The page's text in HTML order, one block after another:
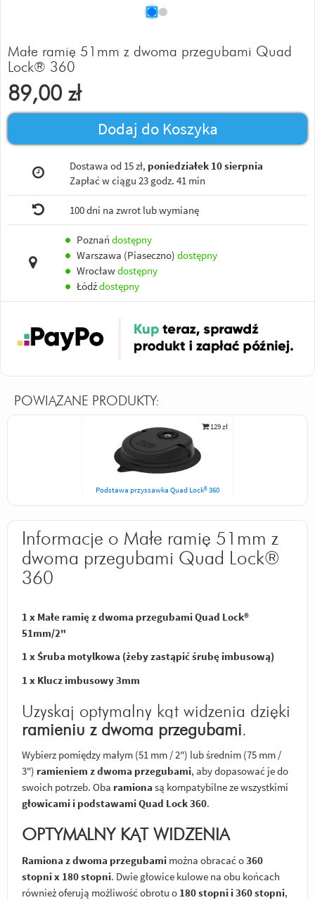
Małe ramię 51mm z dwoma przegubami Quad
Lock® 360
89,00 zł
Dodaj do Koszyka
Dostawa od 15 zł, poniedziałek 10 sierpnia
Zapłać w ciągu 23 godz. 41 min
100 dni na zwrot lub wymianę
● Poznań dostępny
● Warszawa (Piaseczno) dostępny
● Wrocławdostępny
● Łódźdostępny
POWIĄZANE PRODUKTY:
129 zł
Podstawa przyssawka Quad Lock® 360
Informacje o Małe ramię 51mm z
dwoma przegubami Quad Lock®
360
1 x Małe ramię z dwoma przegubami Quad Lock®
51mm/2"
1 x Śruba motylkowa (żeby zastąpić śrubę imbusową)
1 x Klucz imbusowy 3mm
Uzyskaj optymalny kąt widzenia dzięki
ramieniu z dwoma przegubami.
Wybierz pomiędzy małym (51 mm / 2") lub średnim (75 mm /
3") ramieniem z dwoma przegubami, aby dopasować je do
swoich potrzeb. Oba ramiona są kompatybilne ze wszystkimi
głowicami i podstawami Quad Lock 360.
OPTYMALNY KĄT WIDZENIA
Ramiona z dwoma przegubami można obracać o360
stopni x 180 stopni. Dwie głowice kulowe na obu końcach
również oferują możliwość obrotu o 180 stopni i 360 stopni,